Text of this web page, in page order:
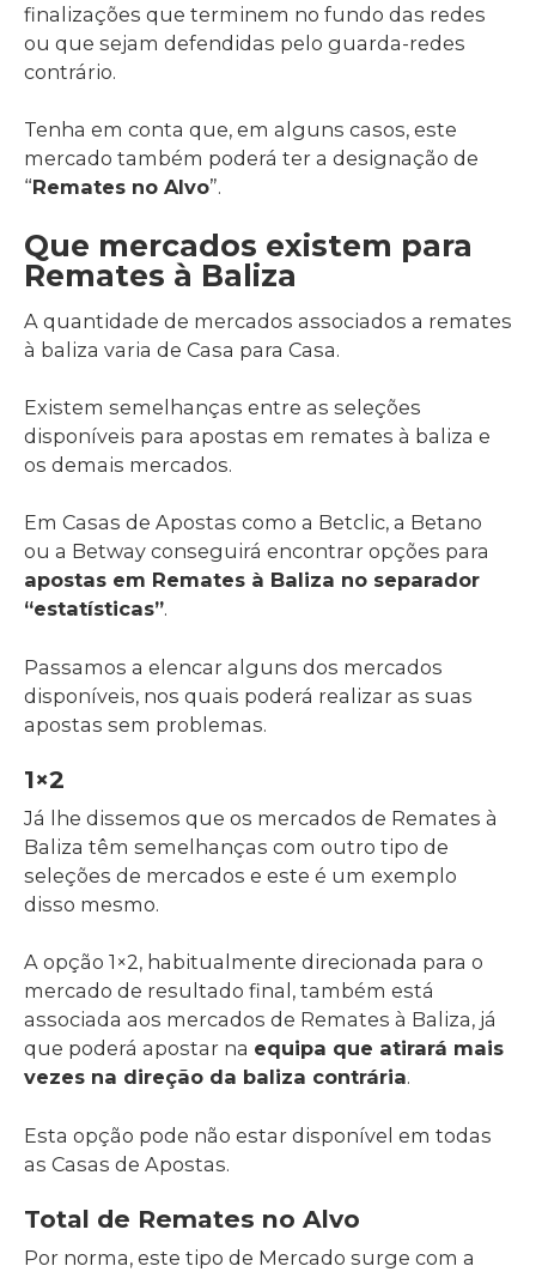
finalizações que terminem no fundo das redes
ou que sejam defendidas pelo guarda-redes
contrário.
Tenha em conta que, em alguns casos, este
mercado também poderá ter a designação de
“Remates no Alvo”.
Que mercados existem para
Remates à Baliza
A quantidade de mercados associados a remates
à baliza varia de Casa para Casa.
Existem semelhanças entre as seleções
disponíveis para apostas em remates à baliza e
os demais mercados.
Em Casas de Apostas como a Betclic, a Betano
ou a Betway conseguirá encontrar opções para
apostas em Remates à Baliza no separador
“estatísticas”.
Passamos a elencar alguns dos mercados
disponíveis, nos quais poderá realizar as suas
apostas sem problemas.
1×2
Já lhe dissemos que os mercados de Remates à
Baliza têm semelhanças com outro tipo de
seleções de mercados e este é um exemplo
disso mesmo.
A opção 1×2, habitualmente direcionada para o
mercado de resultado final, também está
associada aos mercados de Remates à Baliza, já
que poderá apostar na equipa que atirará mais
vezes na direção da baliza contrária.
Esta opção pode não estar disponível em todas
as Casas de Apostas.
Total de Remates no Alvo
Por norma, este tipo de Mercado surge com a